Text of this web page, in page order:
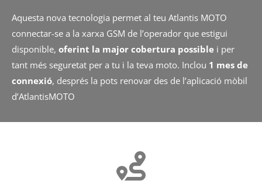
Aquesta nova tecnologia permet al teu Atlantis MOTO
connectar-se a la xarxa GSM de l’operador que estigui
disponible, oferint la major cobertura possible i per
tant més seguretat per a tu i la teva moto. Inclou 1 mes de
connexió, després la pots renovar des de l’aplicació mòbil
d’AtlantisMOTO